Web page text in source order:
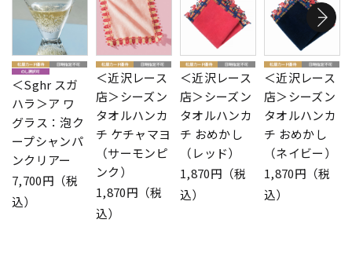
＜Sghr スガ
ハラ＞ア ワ
グラス：泡ク
ープシャンパ
ンクリアー
7,700円（税
込）
＜近沢レース
店＞シーズン
タオルハンカ
チ ケチャマヨ
（サーモンピ
ンク）
1,870円（税
込）
＜近沢レース
店＞シーズン
タオルハンカ
チ おめかし
（レッド）
1,870円（税
込）
＜近沢レース
店＞シーズン
タオルハンカ
チ おめかし
（ネイビー）
1,870円（税
込）